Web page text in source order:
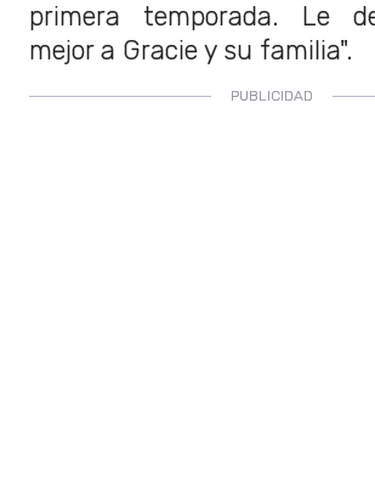
primera temporada. Le
mejor a Gracie y su familia".